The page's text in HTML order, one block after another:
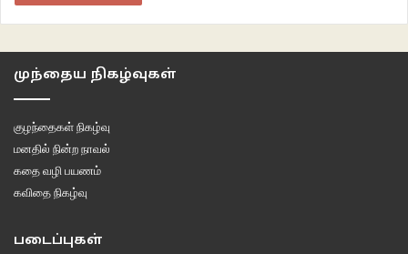
முந்தைய நிகழ்வுகள்
குழந்தைகள் நிகழ்வு
மனதில் நின்ற நாவல்
கதை வழி பயணம்
கவிதை நிகழ்வு
படைப்புகள்